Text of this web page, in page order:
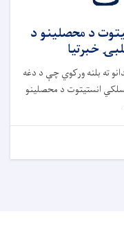
د محصلینو د
خبرتیا
ته بلنه ورکوي چې د دغه
زړو مسلکي انستیتوت د محصلینو